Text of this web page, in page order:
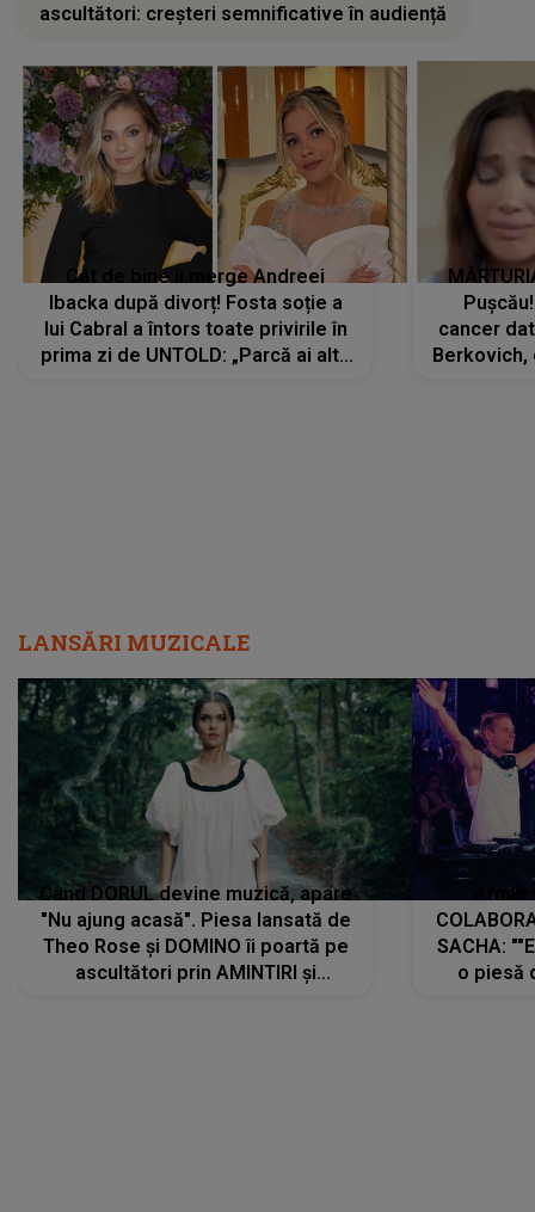
ascultători: creșteri semnificative în audiență
Cât de bine îi merge Andreei
Ibacka după divorț! Fosta soție a
lui Cabral a întors toate privirile în
prima zi de UNTOLD: „Parcă ai altă
cancer
Berkovich,
LANSĂRI MUZICALE
Când DORUL devine muzică, apare
"Nu ajung acasă". Piesa lansată de
Theo Rose și DOMINO îi poartă pe
ascultători prin AMINTIRI și
SACHA:
o piesă